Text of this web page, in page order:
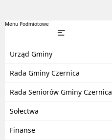
Menu Podmiotowe
Urząd Gminy
Rada Gminy Czernica
Rada Seniorów Gminy Czernica
Sołectwa
Finanse